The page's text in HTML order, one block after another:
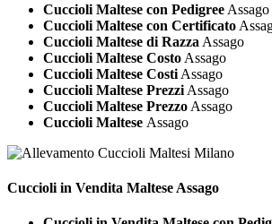
Cuccioli Maltese con Pedigree Assago
Cuccioli Maltese con Certificato
Cuccioli Maltese di Razza Assago
Cuccioli Maltese Costo Assago
Cuccioli Maltese Costi Assago
Cuccioli Maltese Prezzi Assago
Cuccioli Maltese Prezzo Assago
Cuccioli Maltese Assago
Cuccioli in Vendita Maltese Assago